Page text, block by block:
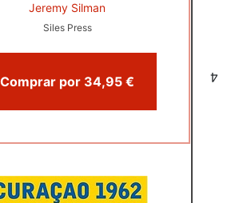
4
Jeremy Silman
Siles Press
Comprar por 34,95 €